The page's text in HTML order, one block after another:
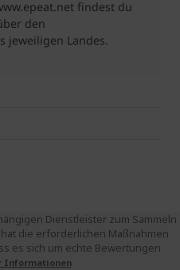
Dienstleister zum Sammeln
die erforderlichen Maßnahmen
es sich um echte Bewertungen
Informationen